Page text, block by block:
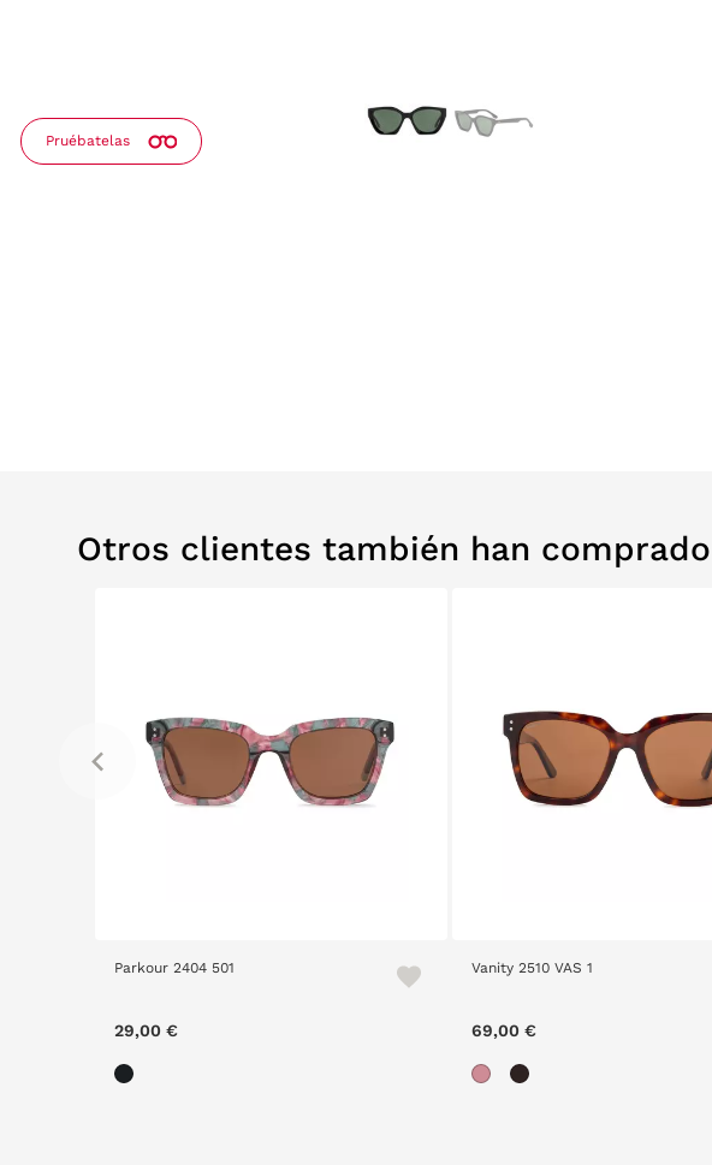
Pruébatelas
Otros clientes también han comprado
Parkour 2404 501
29,00 €
Vanity 2510 VAS 1
69,00 €